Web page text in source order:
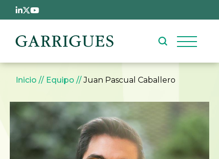
Pasar al contenido principal
Sobrescribir enlaces de
Inicio Equipo Juan Pascual Caballero